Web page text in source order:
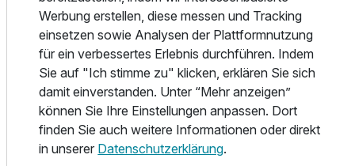
2 Erwachsene und 1 Kind
mit slowenischen und internationalen Einflüssen. Das
Show-Cooking-Buffet macht die Kulinarik erlebbar,
während eine ausgewählte Weinbegleitung den Genuss
abrundet. Für besondere Momente bietet das À-la-carte-
Restaurant Kaiser eine elegante Atmosphäre und Gerichte,
die regionale Geschmackstraditionen mit kreativer Küche
verbinden. Süße Akzente setzt die hauseigene Konditorei
mit Desserts und feinen Süßspeisen. Im Café Cappuccino
genießen Sie Kaffee, Tee und Gebäck in stilvollem
Werbung erstellen, diese messen und Tracking
einsetzen sowie Analysen der Plattformnutzung
für ein verbessertes Erlebnis durchführen. Indem
Sie auf "Ich stimme zu" klicken, erklären Sie sich
damit einverstanden. Unter “Mehr anzeigen”
können Sie Ihre Einstellungen anpassen. Dort
finden Sie auch weitere Informationen oder direkt
in unserer Datenschutzerklärung.